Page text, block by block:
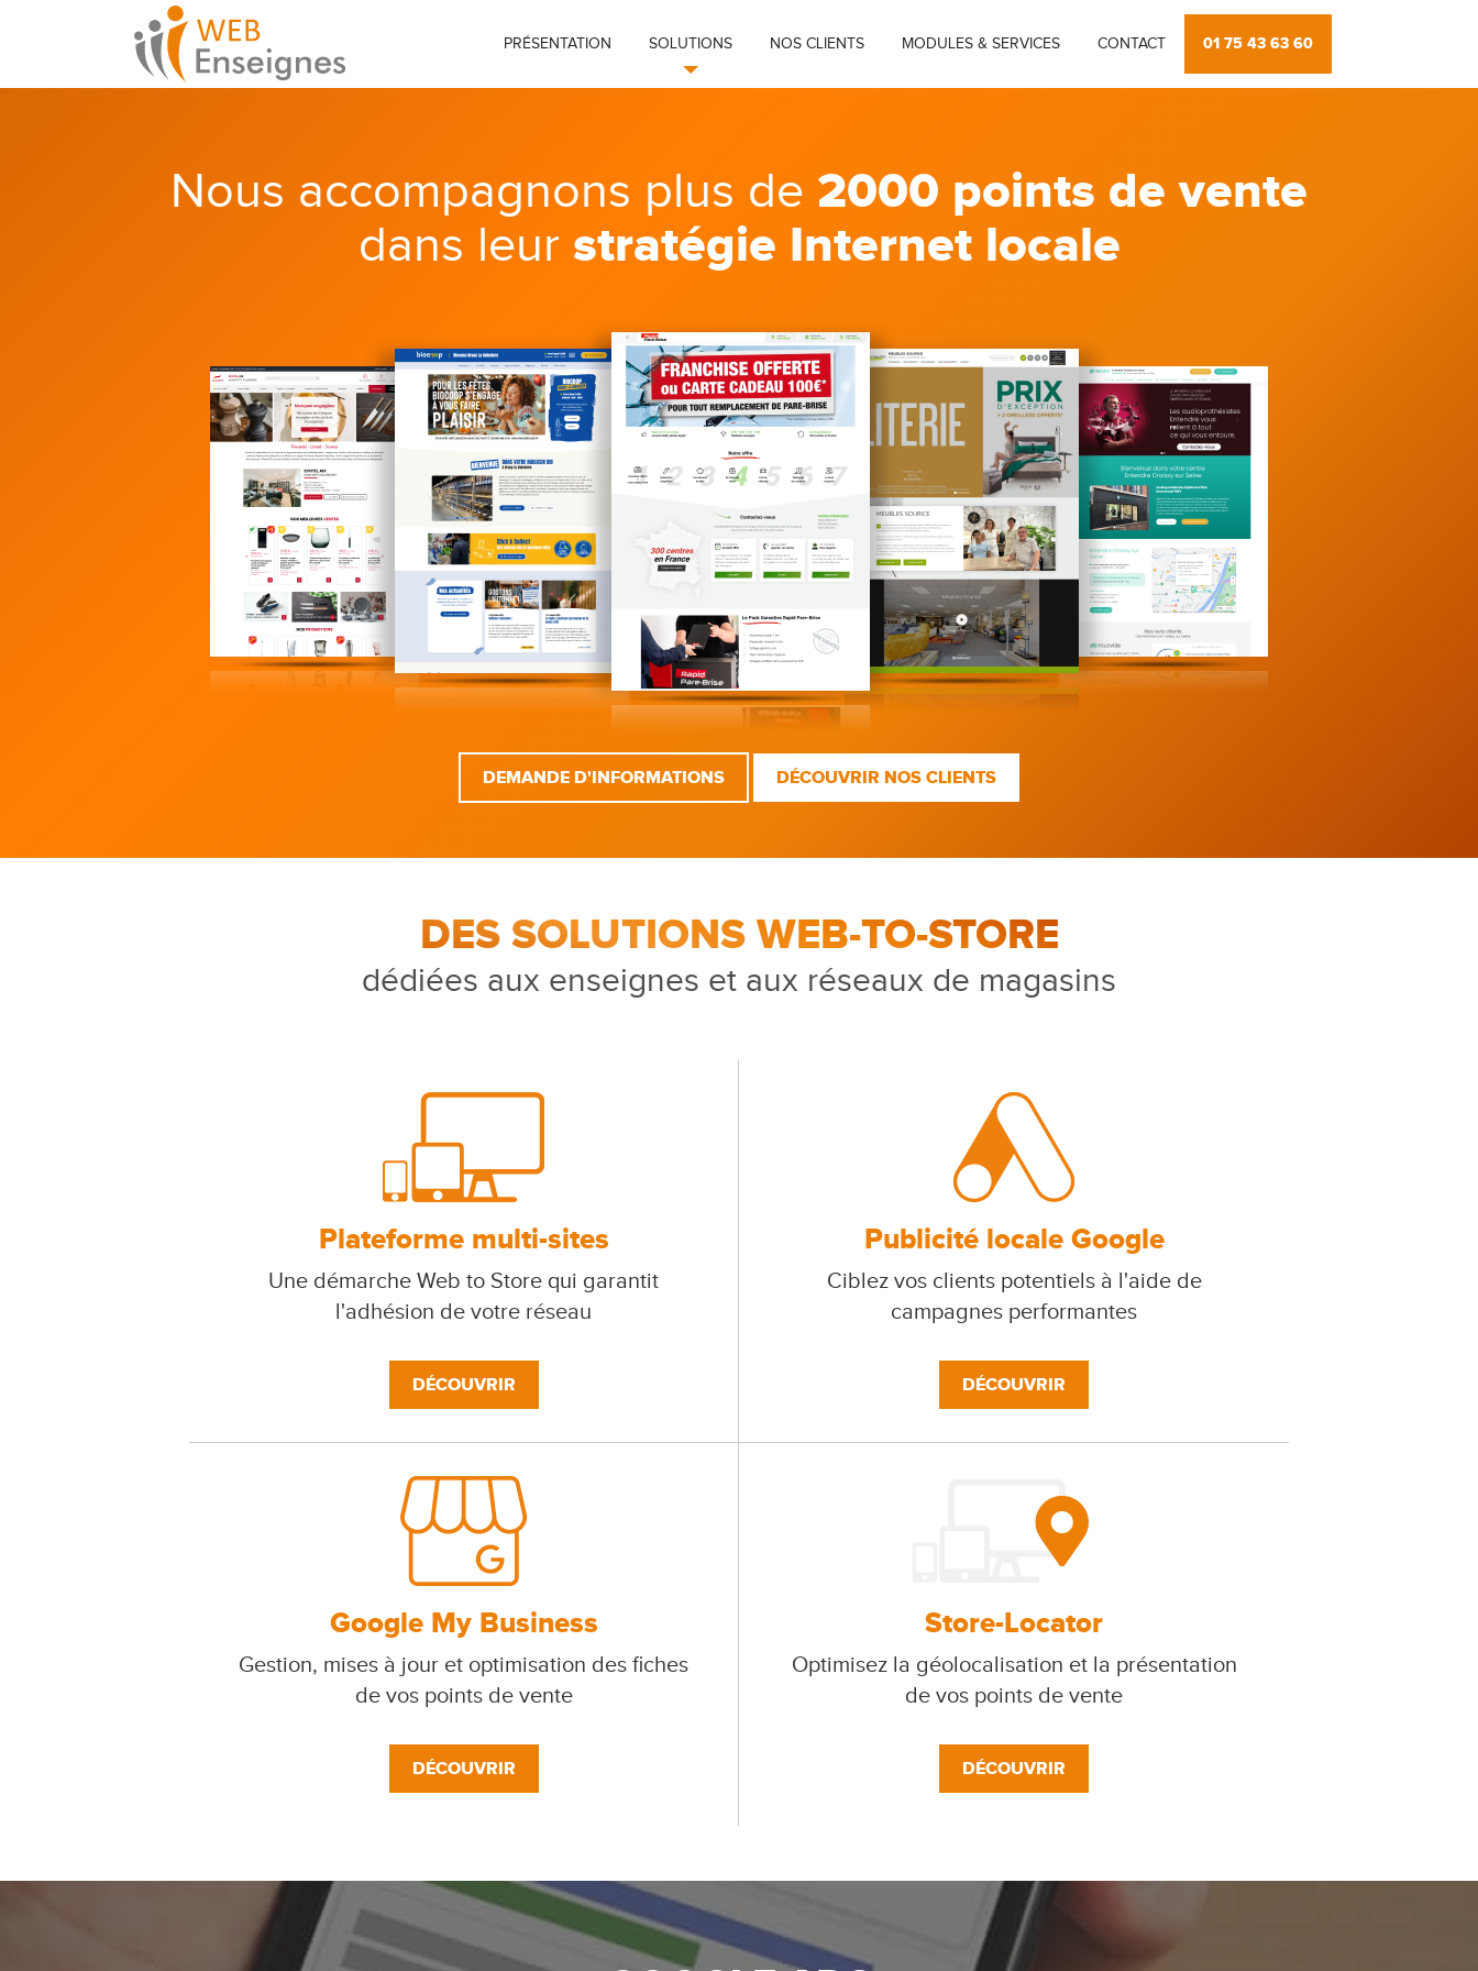
PRÉSENTATION SOLUTIONS NOS CLIENTS MODULES & SERVICES CONTACT 01 75 43 63 60
Nous accompagnons plus de 2000 points de vente
dans leur stratégie Internet locale
DEMANDE D'INFORMATIONS DÉCOUVRIR NOS CLIENTS
DES SOLUTIONS WEB-TO-STORE
dédiées aux enseignes et aux réseaux de magasins
Plateforme multi-sites
Une démarche Web to Store qui garantit
l'adhésion de votre réseau
DÉCOUVRIR
Publicité locale Google
Ciblez vos clients potentiels à l'aide de
campagnes performantes
DÉCOUVRIR
Google My Business
Gestion, mises à jour et optimisation des fiches
de vos points de vente
DÉCOUVRIR
Store-Locator
Optimisez la géolocalisation et la présentation
de vos points de vente
DÉCOUVRIR